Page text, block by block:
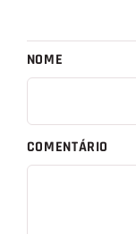
NOME
COMENTÁRIO